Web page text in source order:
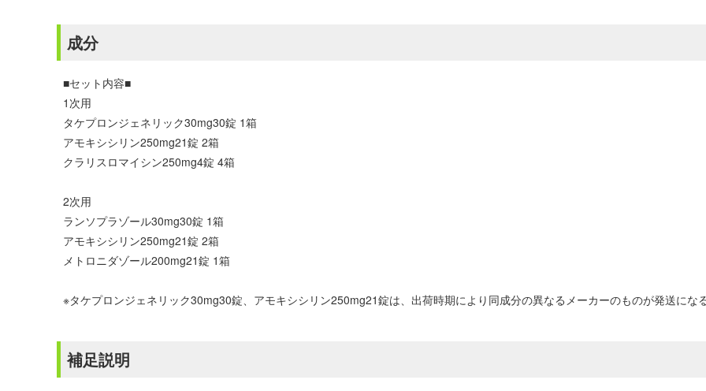
成分
■セット内容■
1次用
タケプロンジェネリック30mg30錠 1箱
アモキシシリン250mg21錠 2箱
クラリスロマイシン250mg4錠 4箱
2次用
ランソプラゾール30mg30錠 1箱
アモキシシリン250mg21錠 2箱
メトロニダゾール200mg21錠 1箱
※タケプロンジェネリック30mg30錠、アモキシシリン250mg21錠は、出荷時期により同成分の異なるメーカーのものが発送にな
補足説明